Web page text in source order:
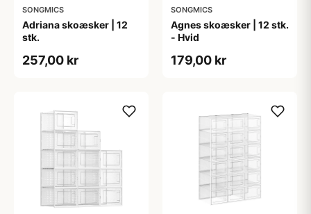
SONGMICS
Adriana skoæsker | 12
stk.
257,00 kr
SONGMICS
Agnes skoæsker | 12 stk.
- Hvid
179,00 kr